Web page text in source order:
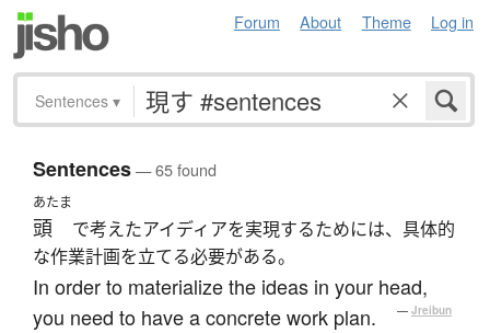
Forum About Theme Log in
Sentences ▾
Sentences— 65 found
あたま
頭
で考えたアイディアを実現するためには、具体的
な作業計画を立てる必要がある。
In order to materialize the ideas in your head,
you need to have a concrete work plan.
— Jreibun